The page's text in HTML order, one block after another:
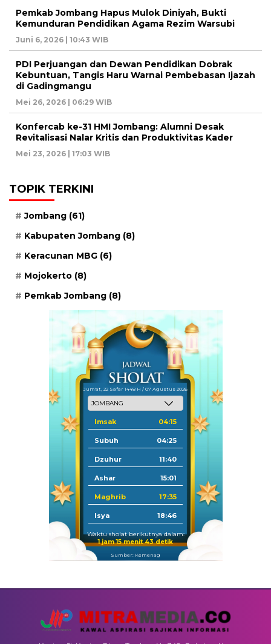
Pemkab Jombang Hapus Mulok Diniyah, Bukti
Kemunduran Pendidikan Agama Rezim Warsubi
Juni 6, 2026 | 10:43 WIB
PDI Perjuangan dan Dewan Pendidikan Dobrak
Kebuntuan, Tangis Haru Warnai Pembebasan Ijazah
di Gadingmangu
Mei 26, 2026 | 06:29 WIB
Konfercab ke-31 HMI Jombang: Alumni Desak
Revitalisasi Nalar Kritis dan Produktivitas Kader
Mei 23, 2026 | 17:03 WIB
TOPIK TERKINI
Jombang (61)
Kabupaten Jombang (8)
Keracunan MBG (6)
Mojokerto (8)
Pemkab Jombang (8)
Jum'at, 22 Safar 1448 H / 07 Agustus 2026
Imsak 04:15
Subuh 04:25
Dzuhur 11:40
Ashar 15:01
Maghrib 17:35
Isya 18:46
Waktu sholat berikutnya dalam:
1 jam 15 menit 42 detik
Sumber: Kemenag